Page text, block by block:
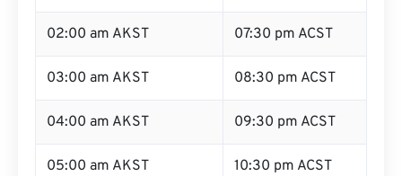
02:00 am AKST 07:30 pm ACST
03:00 am AKST 08:30 pm ACST
04:00 am AKST 09:30 pm ACST
05:00 am AKST 10:30 pm ACST